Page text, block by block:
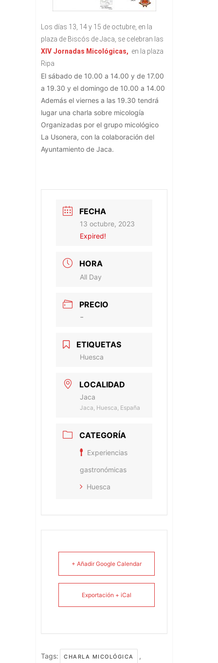
Los días 13, 14 y 15 de octubre, en la
plaza de Biscós de Jaca, se celebran las
XIV Jornadas Micológicas, en la plaza
Ripa
El sábado de 10.00 a 14.00 y de 17.00
a 19.30 y el domingo de 10.00 a 14.00
Además el viernes a las 19.30 tendrá
lugar una charla sobre micología
Organizadas por el grupo micológico
La Usonera, con la colaboración del
Ayuntamiento de Jaca.
FECHA
13 octubre, 2023
Expired!
HORA
All Day
PRECIO
-
ETIQUETAS
Huesca
LOCALIDAD
Jaca
Jaca, Huesca, España
CATEGORÍA
Experiencias
gastronómicas
Huesca
+ Añadir Google Calendar
Exportación + iCal
Tags: CHARLA MICOLÓGICA ,